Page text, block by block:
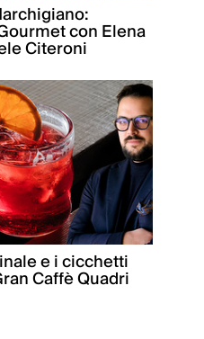
con Elena
Citeroni
e i cicchetti
Caffè Quadri